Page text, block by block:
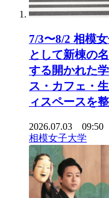
7/3〜8/2 相模
として新棟の
する開かれた
ス・カフェ・
ィスペースを
2026.07.03 09:50
相模女子大学